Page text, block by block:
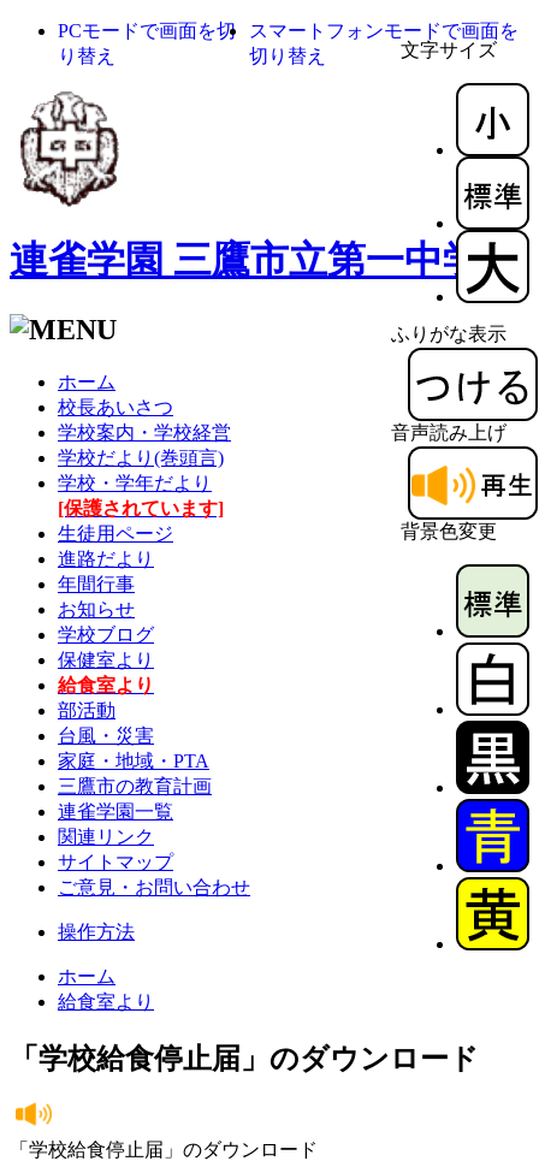
文字サイズ
ふりがな表示
音声読み上げ
背景色変更
PCモードで画面を切
り替え
スマートフォンモードで画面を
切り替え
連雀学園 三鷹市立第一中学校
ホーム
校長あいさつ
学校案内・学校経営
学校だより(巻頭言)
学校・学年だより
[保護されています]
生徒用ページ
進路だより
年間行事
お知らせ
学校ブログ
保健室より
給食室より
部活動
台風・災害
家庭・地域・PTA
三鷹市の教育計画
連雀学園一覧
関連リンク
サイトマップ
ご意見・お問い合わせ
操作方法
ホーム
給食室より
「学校給食停止届」のダウンロード
「学校給食停止届」のダウンロード